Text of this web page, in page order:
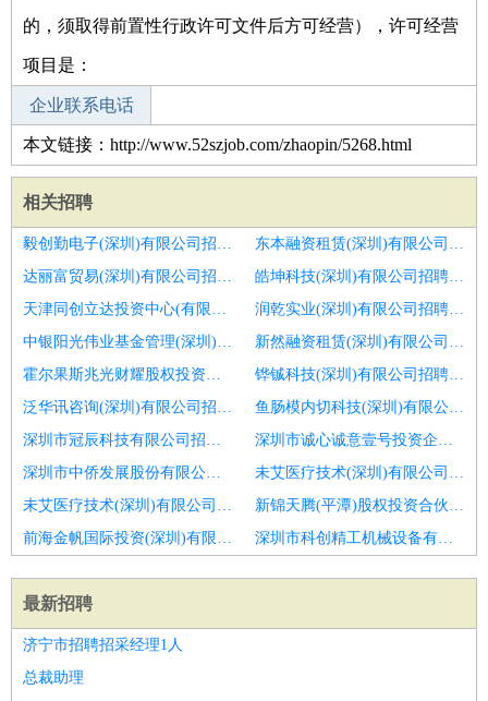
的，须取得前置性行政许可文件后方可经营），许可经营
项目是：
企业联系电话
本文链接：http://www.52szjob.com/zhaopin/5268.html
相关招聘
毅创勤电子(深圳)有限公司招聘区域运营管理部总监
东本融资租赁(深圳)有限公司招聘营销前策岗
达丽富贸易(深圳)有限公司招聘财务总监
皓坤科技(深圳)有限公司招聘技术总监cto
天津同创立达投资中心(有限合伙)招聘商务总监
润乾实业(深圳)有限公司招聘财务总监
中银阳光伟业基金管理(深圳)有限公司招聘客服总监
新然融资租赁(深圳)有限公司招聘财务副总监
霍尔果斯兆光财耀股权投资合伙企业(有限合伙)招聘生态合作总监
铧铖科技(深圳)有限公司招聘应届生
泛华讯咨询(深圳)有限公司招聘惠州园林景观设计总监招聘
鱼肠模内切科技(深圳)有限公司招聘金融同业经理高级营销顾问
深圳市冠辰科技有限公司招聘采购总监
深圳市诚心诚意壹号投资企业(有限合伙)招聘物流营销总监
深圳市中侨发展股份有限公司招聘高级)财富管理总监
未艾医疗技术(深圳)有限公司招聘焦煤焦炭贸易业务经理业务总监
未艾医疗技术(深圳)有限公司招聘市场经营经理总监
新锦天腾(平潭)股权投资合伙企业(有限合伙)招聘市场经理
前海金帆国际投资(深圳)有限公司招聘总监理工程师
深圳市科创精工机械设备有限公司招聘渠道总监
最新招聘
济宁市招聘招采经理1人
总裁助理